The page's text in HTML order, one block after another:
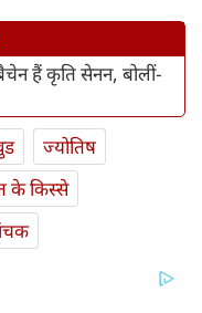
हैं कृति सेनन, बोलीं-
ज्योतिष
के किस्से